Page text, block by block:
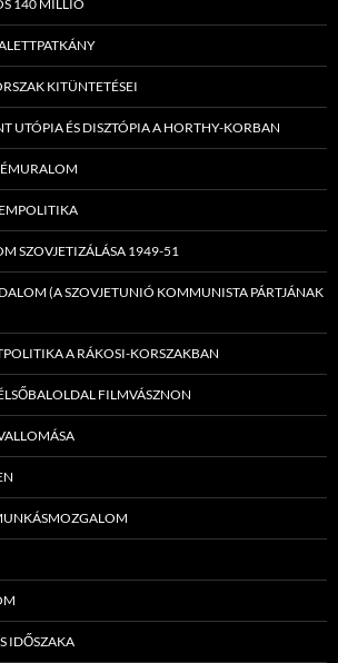
140 MILLIÓ
KITÜNTETÉSEI
UTÓPIA ÉS DISZTÓPIA A HORTHY-KORBAN
SZOVJETIZÁLÁSA 1949-51
(A SZOVJETUNIÓ KOMMUNISTA PÁRTJÁNAK
A RÁKOSI-KORSZAKBAN
FILMVÁSZNON
IDŐSZAKA